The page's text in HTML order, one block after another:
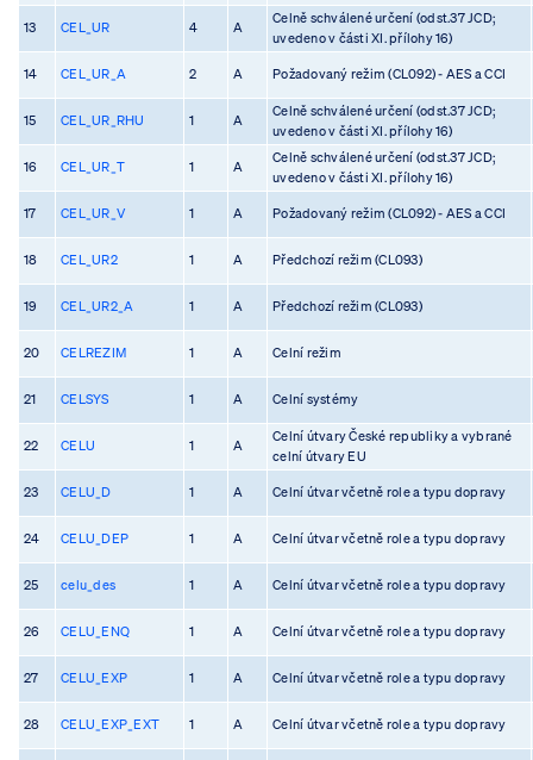
13 CEL_UR 4 A
Celně schválené určení (odst.37 JCD;
uvedeno v části XI. přílohy 16)
14 CEL_UR_A 2 A Požadovaný režim (CL092) - AES a CCI
15 CEL_UR_RHU 1 A
Celně schválené určení (odst.37 JCD;
uvedeno v části XI. přílohy 16)
16 CEL_UR_T 1 A
Celně schválené určení (odst.37 JCD;
uvedeno v části XI. přílohy 16)
17 CEL_UR_V 1 A Požadovaný režim (CL092) - AES a CCI
18 CEL_UR2 1 A Předchozí režim (CL093)
19 CEL_UR2_A 1 A Předchozí režim (CL093)
20 CELREZIM 1 A Celní režim
21 CELSYS 1 A Celní systémy
22 CELU 1 A
Celní útvary České republiky a vybrané
celní útvary EU
23 CELU_D 1 A Celní útvar včetně role a typu dopravy
24 CELU_DEP 1 A Celní útvar včetně role a typu dopravy
25 celu_des 1 A Celní útvar včetně role a typu dopravy
26 CELU_ENQ 1 A Celní útvar včetně role a typu dopravy
27 CELU_EXP 1 A Celní útvar včetně role a typu dopravy
28 CELU_EXP_EXT 1 A Celní útvar včetně role a typu dopravy